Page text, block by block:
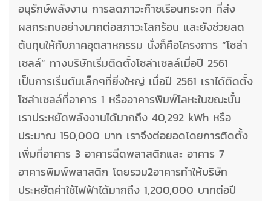
อนุรักษ์พลังงาน การลดภาวะก๊าซเรือนกระจก ที่ส่ง
ผลกระทบอย่างมากต่อสภาวะโลกร้อน และยังช่วยลด
ต้นทุนให้กับภาคอุตสาหกรรม นั่งก็คือโครงการ “โซล่า
เซลล์” ทางบริษัทเริ่มติดตั้งโซล่าเซลล์เมื่อปี 2561
เป็นการเริ่มต้นเล็กๆที่ยิ่งใหญ่ เมื่อปี 2561 เราได้ติดตั้ง
โซล่าเซลล์ที่อาคาร 1 หรืออาคารพิมพ์โลหะในขณะนั้น
เราประหยัดพลังงานได้มากถึง 40,292 kWh หรือ
ประมาณ 150,000 บาท เราจึงต่อยอดโดยการติดตั้ง
เพิ่มที่อาคาร 3 อาคารฉีดพลาสติกและ อาคาร 7
อาคารพิมพ์พลาสติก โดยรวม2อาคารทำให้บริษัท
ประหยัดค่าใช้ไฟฟ้าได้มากถึง 1,200,000 บาทต่อปี